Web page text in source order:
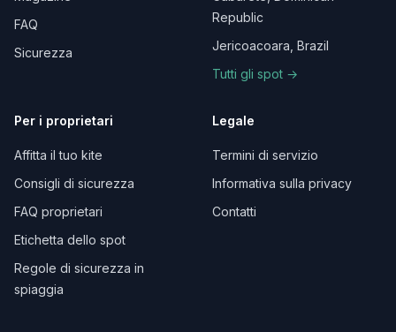
FAQ
Sicurezza
Republic
Jericoacoara, Brazil
Tutti gli spot →
Per i proprietari
Affitta il tuo kite
Consigli di sicurezza
FAQ proprietari
Etichetta dello spot
Regole di sicurezza in
spiaggia
Legale
Termini di servizio
Informativa sulla privacy
Contatti